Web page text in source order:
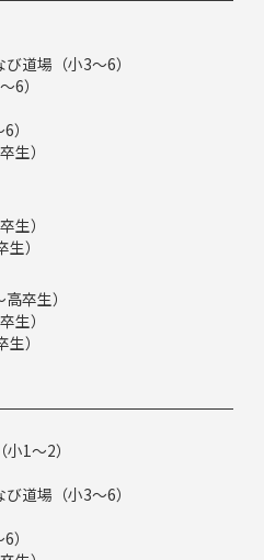
道場（小3～6）
6）
）
生）
生）
）
卒生）
生）
）
1～2）
道場（小3～6）
）